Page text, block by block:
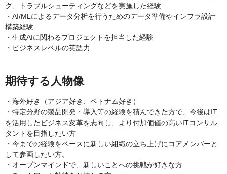
グ、トラブルシューティングなどを実施した経験
・AI/MLによるデータ分析を行うためのデータ準備やインフラ設計
構築経験
・生成AIに関わるプロジェクトを担当した経験
・ビジネスレベルの英語力
期待する人物像
・海外好き（アジア好き、ベトナム好き）
・特定分野の製品開発・導入等の経験を積んできた方で、今後はIT
を活用したビジネス変革を志向し、より付加価値の高いITコンサル
タントを目指したい方
・今までの経験をベースに新しい組織の立ち上げにコアメンバーと
して参画したい方。
・オープンマインドで、新しいことへの挑戦が好きな方